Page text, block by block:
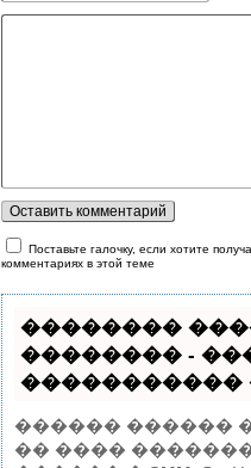
Поставьте галочку, если хотите
комментариях в этой теме
��������
�������� -
����������� ��
������ ������
�� ����